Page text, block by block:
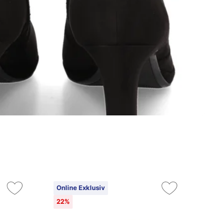
Online Exklusiv
22%